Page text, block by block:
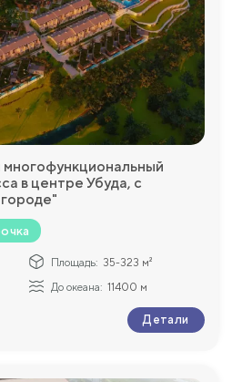
в центре Убуда, с
Площадь: 35-323 м²
До океана: 11400 м
Детали